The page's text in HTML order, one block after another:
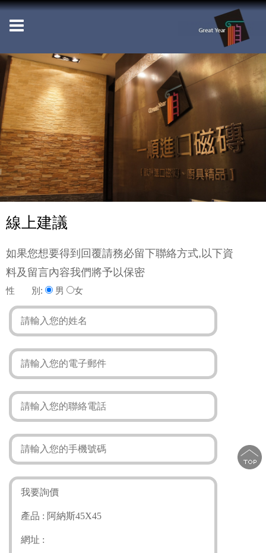
線上建議
如果您想要得到回覆請務必留下聯絡方式,以下資
料及留言內容我們將予以保密
性 別: 男 女